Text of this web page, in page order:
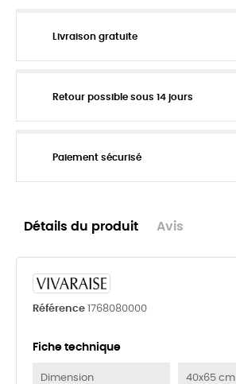
Livraison gratuite
Retour possible sous 14 jours
Paiement sécurisé
Détails du produit Avis
Référence 1768080000
Fiche technique
Dimension 40x65 cm